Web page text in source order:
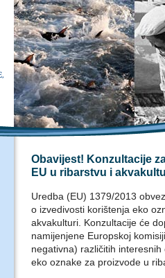
Obavijest! Konzultacije
EU u ribarstvu i
Uredba (EU) 1379/2013
o izvedivosti korištenja eko
akvakulturi. Konzultacije će
namijenjene Europskoj
negativna) različitih
eko oznake za proizvode u